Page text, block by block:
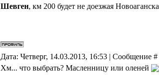
Шевген, км 200 будет не доезжая Новоаганска
Дата: Четверг, 14.03.2013, 16:53 | Сообщение #
Хм... что выбрать? Масленницу или оленей